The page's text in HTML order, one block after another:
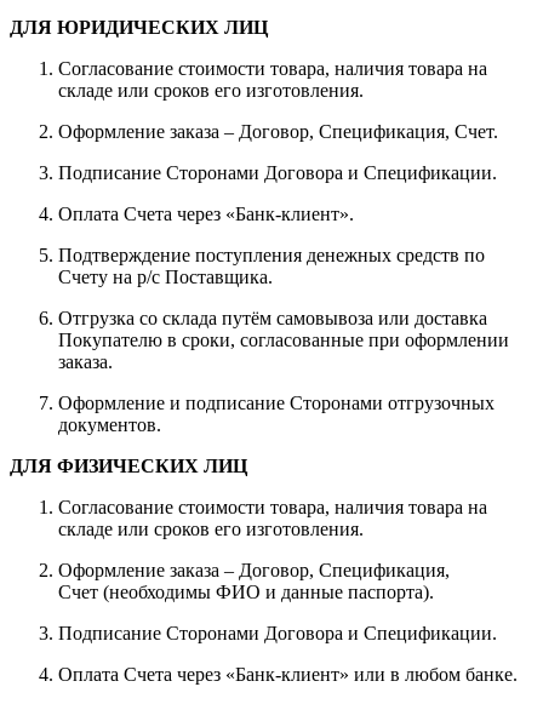
ДЛЯ ЮРИДИЧЕСКИХ ЛИЦ
Согласование стоимости товара, наличия товара на
складе или сроков его изготовления.
Оформление заказа – Договор, Спецификация, Счет.
Подписание Сторонами Договора и Спецификации.
Оплата Счета через «Банк-клиент».
Подтверждение поступления денежных средств по
Счету на р/с Поставщика.
Отгрузка со склада путём самовывоза или доставка
Покупателю в сроки, согласованные при оформлении
заказа.
Оформление и подписание Сторонами отгрузочных
документов.
ДЛЯ ФИЗИЧЕСКИХ ЛИЦ
Согласование стоимости товара, наличия товара на
складе или сроков его изготовления.
Оформление заказа – Договор, Спецификация,
Счет (необходимы ФИО и данные паспорта).
Подписание Сторонами Договора и Спецификации.
Оплата Счета через «Банк-клиент» или в любом банке.